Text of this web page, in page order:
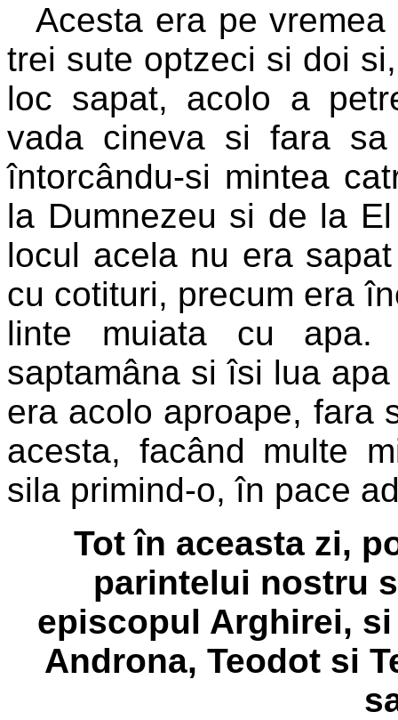
Acesta era pe
trei sute optzeci si doi
loc sapat, acolo a
vada cineva si fara
întorcându-si mintea
la Dumnezeu si de la
locul acela nu era
cu cotituri, precum era
linte muiata cu
saptamâna si îsi lua
era acolo aproape, fara
acesta, facând multe
sila primind-o, în pace
Tot în aceasta zi,
parintelui nostru
episcopul Arghirei,
Androna, Teodot si